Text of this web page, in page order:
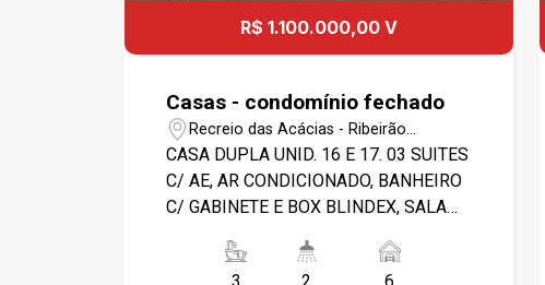
R$ 1.100.000,00 V
Casas - condomínio fechado
Recreio das Acácias - Ribeirão
Preto/SP
CASA DUPLA UNID. 16 E 17. 03 SUITES
C/ AE, AR CONDICIONADO, BANHEIRO
C/ GABINETE E BOX BLINDEX, SALA
COZINHA PLANEJADA, DESPENSA,